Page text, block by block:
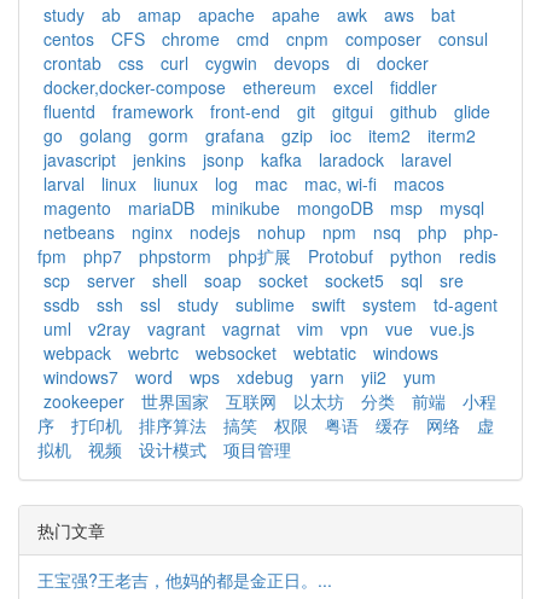
study ab amap apache apahe awk aws
bat
centos
CFS chrome cmd cnpm composer
consul
crontab
css curl cygwin devops di
docker
docker,docker-compose
ethereum excel
fiddler
fluentd
framework front-end git gitgui github
glide
go
golang gorm grafana gzip ioc item2
iterm2
javascript
jenkins jsonp kafka laradock
laravel
larval
linux liunux log mac mac, wi-fi
macos
magento
mariaDB minikube mongoDB msp
mysql
netbeans
nginx nodejs nohup npm nsq php
php-
fpm
php7 phpstorm php扩展 Protobuf python
redis
scp
server shell soap socket socket5 sql
sre
ssdb
ssh ssl study sublime swift system
td-agent
uml
v2ray vagrant vagrnat vim vpn vue
vue.js
webpack
webrtc websocket webtatic
windows
windows7
word wps xdebug yarn yii2
yum
zookeeper
世界国家 互联网 以太坊 分类 前端
小程
序
打印机 排序算法 搞笑 权限 粤语 缓存 网络
虚
拟机
视频 设计模式 项目管理
热门文章
王宝强?王老吉，他妈的都是金正日。...